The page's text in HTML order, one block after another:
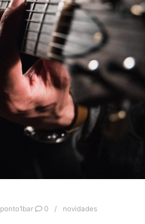
ponto1bar 0 novidades